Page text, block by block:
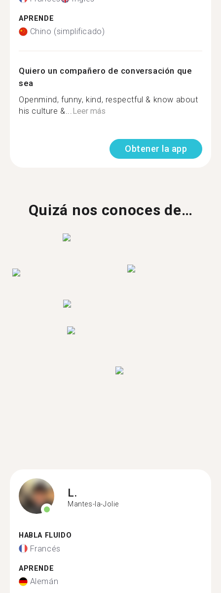
APRENDE
Chino (simplificado)
Quiero un compañero de conversación que
sea
Openmind, funny, kind, respectful & know about
his culture &...Leer más
Obtener la app
Quizá nos conoces de…
L.
Mantes-la-Jolie
HABLA FLUIDO
Francés
APRENDE
Alemán